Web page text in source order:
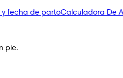
fecha de partoCalculadora De
pie.